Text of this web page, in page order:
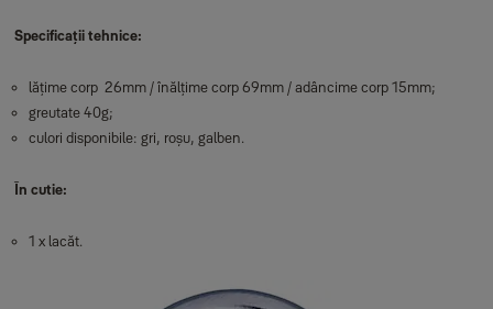
Specificații tehnice:
lățime corp 26mm / înălțime corp 69mm / adâncime corp 15mm;
greutate 40g;
culori disponibile: gri, roșu, galben.
În cutie:
1 x lacăt.